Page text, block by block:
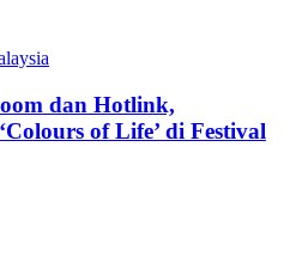
dan Hotlink,
of Life’ di Festival